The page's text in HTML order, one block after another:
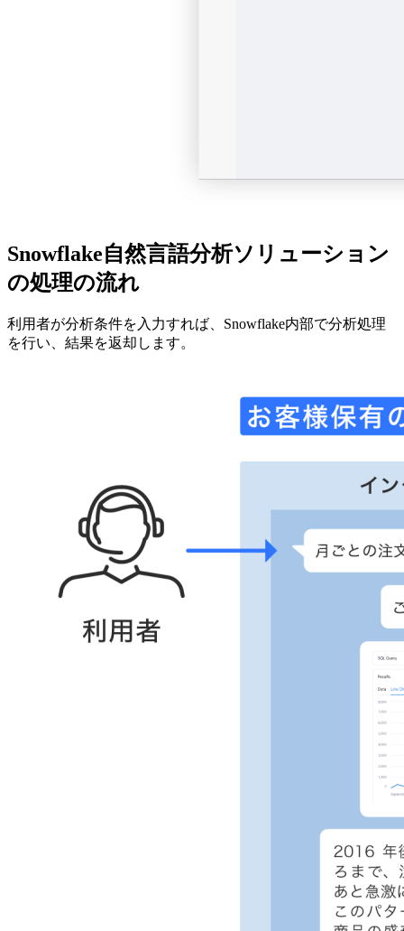
Snowflake自然言語分析ソリューション
の処理の流れ
利用者が分析条件を入力すれば、Snowflake内部で分析処理
を行い、結果を返却します。